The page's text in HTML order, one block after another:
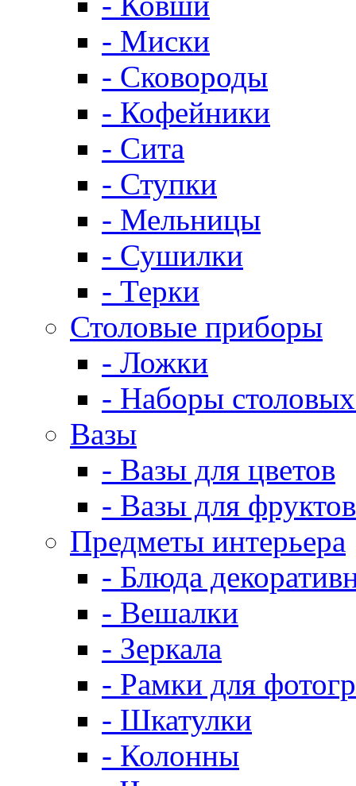
- Миски
- Сковороды
- Кофейники
- Сита
- Ступки
- Мельницы
- Сушилки
- Терки
Столовые приборы
- Ложки
- Наборы
Вазы
- Вазы для цветов
- Вазы для фруктов
Предметы интерьера
- Блюда
- Вешалки
- Зеркала
- Рамки для
- Шкатулки
- Колонны